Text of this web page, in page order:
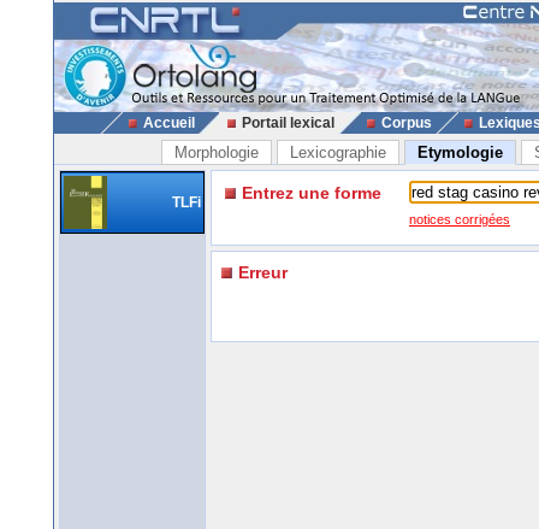
Accueil Portail lexical Corpus
Morphologie Lexicographie Etymologie
TLFi Entrez une forme
notices corrigées
Erreur